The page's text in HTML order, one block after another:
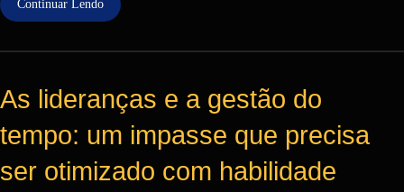
Continuar Lendo
As lideranças e a gestão do
tempo: um impasse que precisa
ser otimizado com habilidade